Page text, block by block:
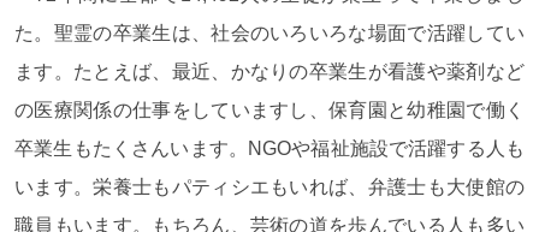
た。聖霊の卒業生は、社会のいろいろな場面で活躍してい
ます。たとえば、最近、かなりの卒業生が看護や薬剤など
の医療関係の仕事をしていますし、保育園と幼稚園で働く
卒業生もたくさんいます。NGOや福祉施設で活躍する人も
います。栄養士もパティシエもいれば、弁護士も大使館の
職員もいます。もちろん、芸術の道を歩んでいる人も多い